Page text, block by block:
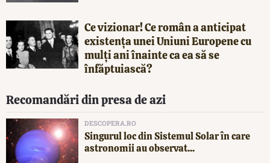
Ce vizionar! Ce român a anticipat
existența unei Uniuni Europene cu
mulți ani înainte ca ea să se
înfăptuiască?
Recomandări din presa de azi
DESCOPERA.RO
Singurul loc din Sistemul Solar în care
astronomii au observat...